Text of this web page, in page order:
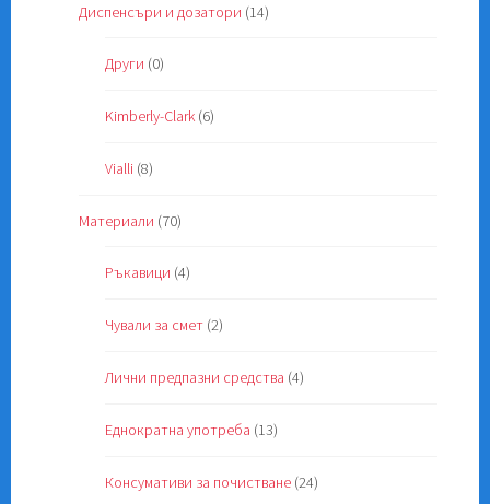
Диспенсъри и дозатори (14)
Други (0)
Kimberly-Clark (6)
Vialli (8)
Материали (70)
Ръкавици (4)
Чували за смет (2)
Лични предпазни средства (4)
Еднократна употреба (13)
Консумативи за почистване (24)